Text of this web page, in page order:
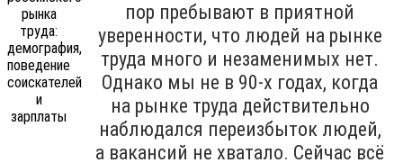
пор пребывают в приятной
уверенности, что людей на рынке
труда много и незаменимых нет.
Однако мы не в 90-х годах, когда
на рынке труда действительно
наблюдался переизбыток людей,
а вакансий не хватало. Сейчас всё